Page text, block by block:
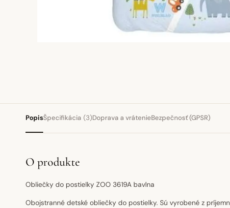
PopisŠpecifikácia (3)Doprava a vrátenieBezpečnosť (GPSR)
O produkte
Obliečky do postielky ZOO 3619A bavlna
Obojstranné detské obliečky do postielky. Sú vyrobené z